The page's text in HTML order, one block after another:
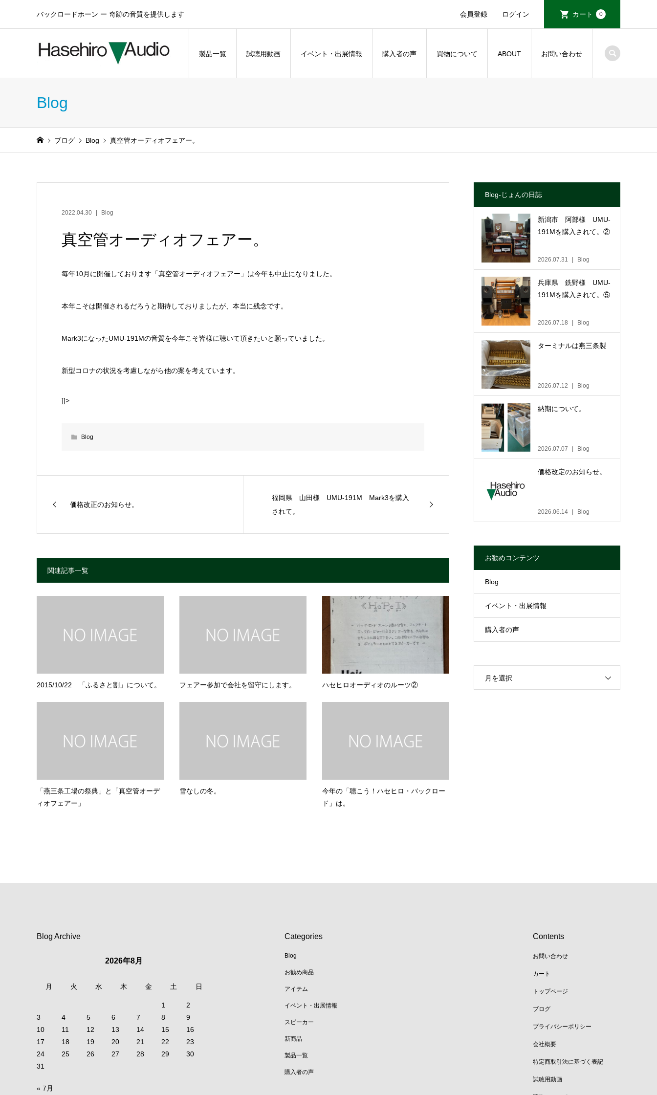
バックロードホーン ー 奇跡の音質を提供します 会員登録 ログイン カート 0
製品一覧 試聴用動画 イベント・出展情報 購入者の声 買物について ABOUT お問い合わせ
Blog
ブログ Blog 真空管オーディオフェアー。
2022.04.30 Blog
真空管オーディオフェアー。
毎年10月に開催しております「真空管オーディオフェアー」は今年も中止になりました。
本年こそは開催されるだろうと期待しておりましたが、本当に残念です。
Mark3になったUMU-191Mの音質を今年こそ皆様に聴いて頂きたいと願っていました。
新型コロナの状況を考慮しながら他の案を考えています。
]]>
Blog
価格改正のお知らせ。
福岡県 山田様 UMU-191M Mark3を購入
されて。
関連記事一覧
2015/10/22 「ふるさと割」について。 フェアー参加で会社を留守にします。 ハセヒロオーディオのルーツ②
「燕三条工場の祭典」と「真空管オーデ
ィオフェアー」
雪なしの冬。
今年の「聴こう！ハセヒロ・バックロー
ド」は。
Blog-じょんの日誌
新潟市 阿部様 UMU-
191Mを購入されて。②
2026.07.31 Blog
兵庫県 銑野様 UMU-
191Mを購入されて。⑤
2026.07.18 Blog
ターミナルは燕三条製
2026.07.12 Blog
納期について。
2026.07.07 Blog
価格改定のお知らせ。
2026.06.14 Blog
お勧めコンテンツ
Blog
イベント・出展情報
購入者の声
月を選択
Blog Archive
2026年8月
月 火 水 木 金 土 日
1
2
3
4 5 6 7 8
9
10
11 12 13 14 15
16
17
18 19 20 21 22
23
24
25 26 27 28 29
30
31
« 7月
Categories
Blog
お勧め商品
アイテム
イベント・出展情報
スピーカー
新商品
製品一覧
購入者の声
Contents
お問い合わせ
カート
トップページ
ブログ
プライバシーポリシー
会社概要
特定商取引法に基づく表記
試聴用動画